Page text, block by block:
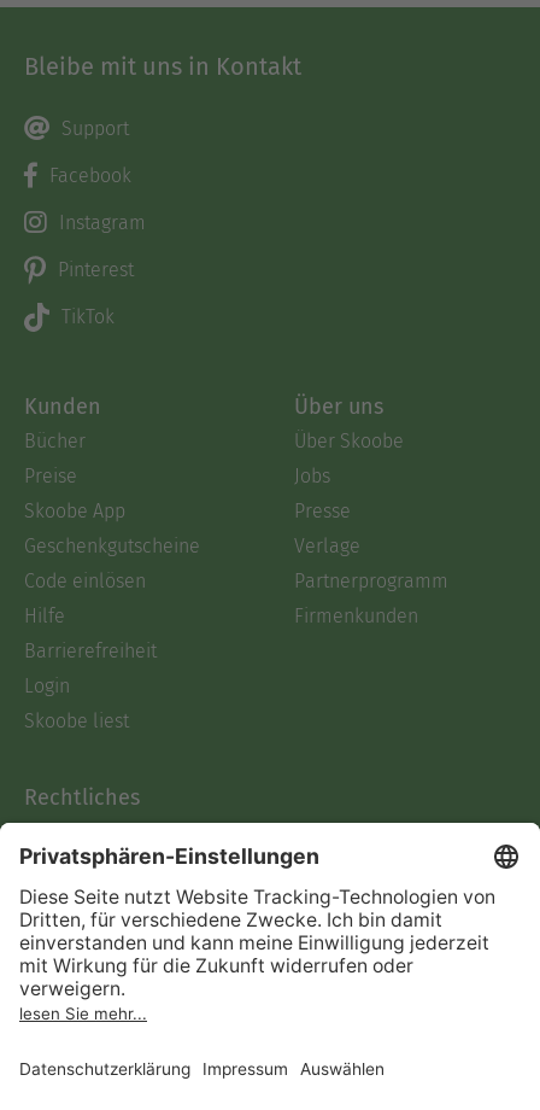
Bleibe mit uns in Kontakt
Support
Facebook
Instagram
Pinterest
TikTok
Kunden
Bücher
Preise
Skoobe App
Geschenkgutscheine
Code einlösen
Hilfe
Barrierefreiheit
Login
Skoobe liest
Über uns
Über Skoobe
Jobs
Presse
Verlage
Partnerprogramm
Firmenkunden
Rechtliches
AGB
Informationen nach Data
Act
Verträge hier kündigen
Impressum